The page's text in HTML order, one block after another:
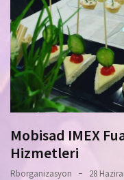
Mobisad IMEX
Hizmetleri
Rborganizasyon 28